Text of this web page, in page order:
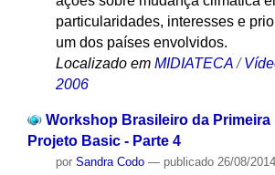
particularidades, interesses e
um dos países envolvidos.
Localizado em MIDIATECA /
2006
Workshop Brasileiro da Primeira
Projeto Basic - Parte 4
por Sandra Codo — publicado26/08/2014